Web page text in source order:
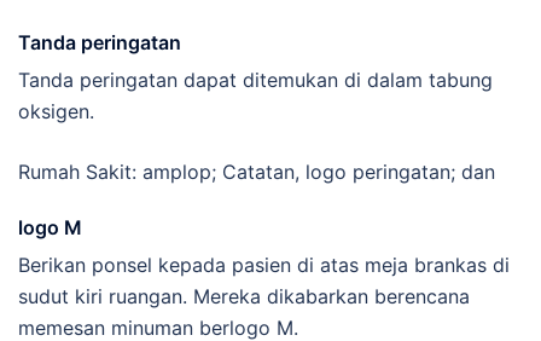
Tanda peringatan
Tanda peringatan dapat ditemukan di dalam tabung
oksigen.
Rumah Sakit: amplop; Catatan, logo peringatan; dan
logo M
Berikan ponsel kepada pasien di atas meja brankas di
sudut kiri ruangan. Mereka dikabarkan berencana
memesan minuman berlogo M.